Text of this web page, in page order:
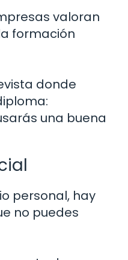
valoran
formación
donde
una buena
personal, hay
no puedes